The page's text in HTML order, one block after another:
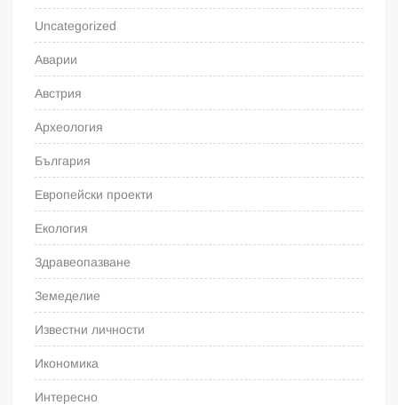
Uncategorized
Аварии
Австрия
Археология
България
Европейски проекти
Екология
Здравеопазване
Земеделие
Известни личности
Икономика
Интересно